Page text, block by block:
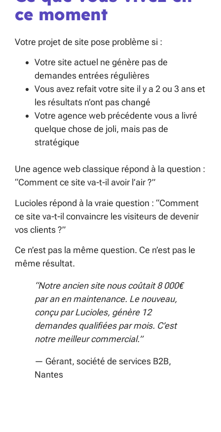
ce moment
Votre projet de site pose problème si :
Votre site actuel ne génère pas de
demandes entrées régulières
Vous avez refait votre site il y a 2 ou 3 ans et
les résultats n’ont pas changé
Votre agence web précédente vous a livré
quelque chose de joli, mais pas de
stratégique
Une agence web classique répond à la question :
“Comment ce site va-t-il avoir l’air ?”
Lucioles répond à la vraie question : “Comment
ce site va-t-il convaincre les visiteurs de devenir
vos clients ?”
Ce n’est pas la même question. Ce n’est pas le
même résultat.
“Notre ancien site nous coûtait 8 000€
par an en maintenance. Le nouveau,
conçu par Lucioles, génère 12
demandes qualifiées par mois. C’est
notre meilleur commercial.”
— Gérant, société de services B2B,
Nantes